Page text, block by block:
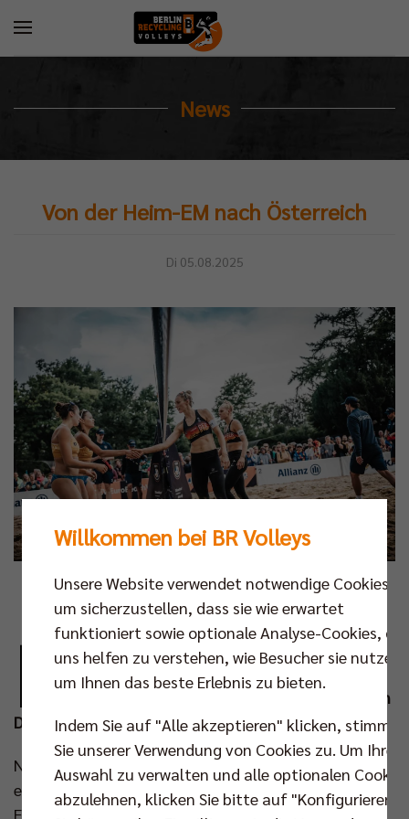
News
Von der Heim-EM nach Österreich
Di 05.08.2025
Foto: Stegemann/Mattig
M
it zwei Siegen und zwei Niederlagen
verbuchten Louisa Lippmann und Linda
Bock bei der Heim-Europameisterschaft in
Düsseldorf ein respektables Ergebnis.
Nach einem Erfolg gegen Litauen (21:7, 21:16) und
einer Tiebreak-Niederlage gegen die späteren
Finalistinnen aus Frankreich (12:21, 21:19, 10:15)
Willkommen bei BR Volleys
Unsere Website verwendet notwendige Cookies,
um sicherzustellen, dass sie wie erwartet
funktioniert sowie optionale Analyse-Cookies, die
uns helfen zu verstehen, wie Besucher sie nutzen,
um Ihnen das beste Erlebnis zu bieten.
Indem Sie auf "Alle akzeptieren" klicken, stimmen
Sie unserer Verwendung von Cookies zu. Um Ihre
Auswahl zu verwalten und alle optionalen Cookies
abzulehnen, klicken Sie bitte auf "Konfigurieren".